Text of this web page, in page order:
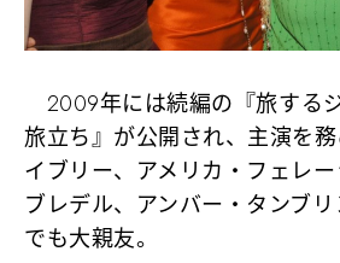
2009年には続編の『旅する
旅立ち』が公開され、主演を
イブリー、アメリカ・フェレ
ブレデル、アンバー・タンブ
でも大親友。